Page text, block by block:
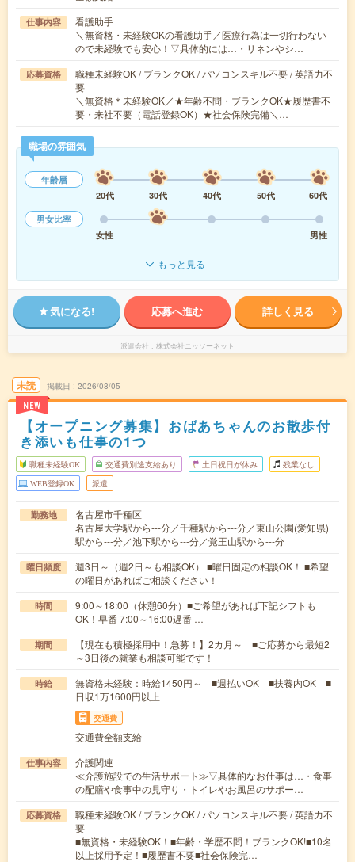
仕事内容
看護助手
＼無資格・未経験OKの看護助手／医療行為は一切行わない
ので未経験でも安心！▽具体的には…・リネンやシ…
応募資格
職種未経験OK / ブランクOK / パソコンスキル不要 / 英語力不
要
＼無資格＊未経験OK／★年齢不問・ブランクOK★履歴書不
要・来社不要（電話登録OK）★社会保険完備＼…
職場の雰囲気
年齢層
20代
30代 40代 50代
60代
男女比率
女性
男性
もっと見る
気になる! 応募へ進む 詳しく見る
派遣会社 株式会社ニッソーネット
未読
NEW
掲載日 2026/08/05
【オープニング募集】おばあちゃんのお散歩付
き添いも仕事の1つ
職種未経験OK 交通費別途支給あり 土日祝日が休み 残業なし
WEB登録OK 派遣
勤務地
名古屋市千種区
名古屋大学駅から---分／千種駅から---分／東山公園(愛知県)
駅から---分／池下駅から---分／覚王山駅から---分
曜日頻度
週3日～（週2日～も相談OK） ■曜日固定の相談OK！ ■希望
の曜日があればご相談ください！
時間
9:00～18:00（休憩60分）■ご希望があれば下記シフトも
OK！早番 7:00～16:00遅番 …
期間
【現在も積極採用中！急募！】2カ月～ ■ご応募から最短2
～3日後の就業も相談可能です！
時給
無資格未経験：時給1450円～ ■週払いOK ■扶養内OK ■
日収1万1600円以上
交通費
交通費全額支給
仕事内容
介護関連
≪介護施設での生活サポート≫▽具体的なお仕事は…・食事
の配膳や食事中の見守り・トイレやお風呂のサポー…
応募資格
職種未経験OK / ブランクOK / パソコンスキル不要 / 英語力不
要
■無資格・未経験OK！■年齢・学歴不問！ブランクOK!■10名
以上採用予定！■履歴書不要■社会保険完…